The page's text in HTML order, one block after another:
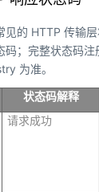
见的 HTTP 传输
码；完整状态码
为准。
状态码解释
请求成功